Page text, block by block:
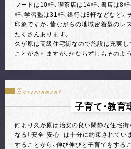
フードは10軒、喫茶店は14軒、書店は8軒
軒、学習塾は31軒、銀行は8軒などなど
印象ですが、昔ながらの地域密着型のレ
たくさんあります。
久が原は高級住宅街なので施設は充実し
ことがありますが、かならずしもそのよ
Environment
子育て・教育
何より久が原は治安の良い閑静な住宅街
なる「安全・安心」は十分に約束されて
することから、伸び伸びと子育てをする